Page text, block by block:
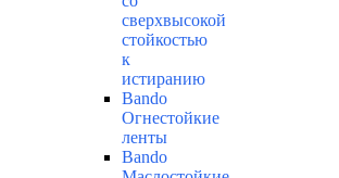
сверхвысокой
стойкостью
к
истиранию
Bando
Огнестойкие
ленты
Bando